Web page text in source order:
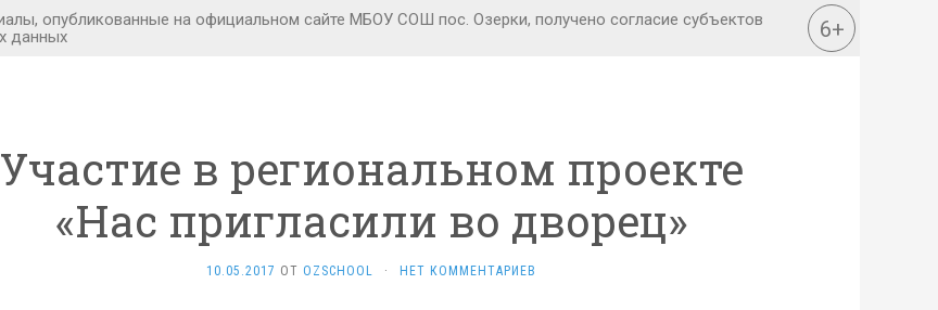
Участие в региональном проекте
«Нас пригласили во дворец»
10.05.2017 ОТ OZSCHOOL · НЕТ КОММЕНТАРИЕВ